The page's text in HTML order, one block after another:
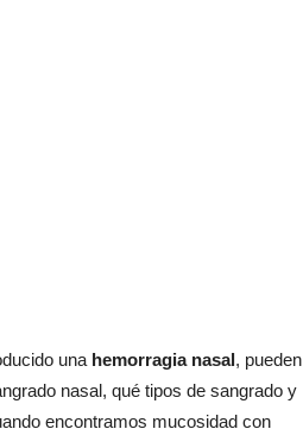
una hemorragia nasal, pueden
nasal, qué tipos de sangrado y
encontramos mucosidad con